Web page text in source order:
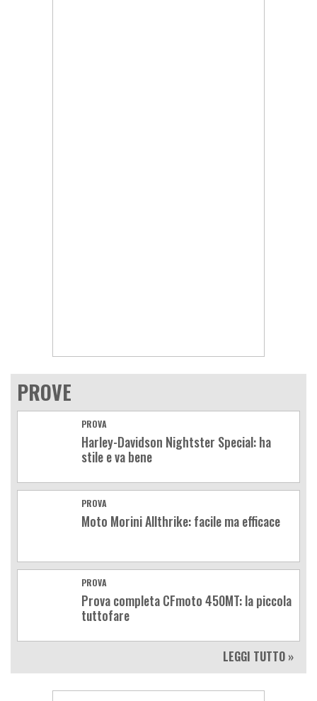
PROVE
PROVA
Harley-Davidson Nightster Special: ha
stile e va bene
PROVA
Moto Morini Allthrike: facile ma efficace
PROVA
Prova completa CFmoto 450MT: la piccola
tuttofare
LEGGI TUTTO »